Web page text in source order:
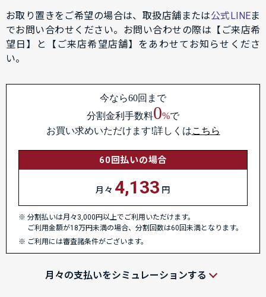
お取り置きをご希望の場合は、取扱店舗または公式LINEま
でお問い合わせください。お問い合わせの際は【ご来店希
望日】と【ご来店希望店舗】をあわせてお知らせくださ
い。
今なら60回まで
分割金利手数料0%で
お買い求めいただけます!詳しくはこちら
60回払いの場合
月々 4,133 円
分割払いは月々3,000円以上でご利用いただけます。
ご利用金額が18万円未満の場合、分割回数は60回未満となります。
ご利用には審査諸条件がございます。
月々の支払いをシミュレーションする